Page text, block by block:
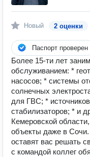
Новый 2 оценки
Паспорт проверен
Более 15-ти лет
обслуживанием: *
насосов; * системы
солнечных
для ГВС; *
стабилизаторов; * и
Кемеровской
объекты даже в Сочи.
оставят вас решать
с командой коллег